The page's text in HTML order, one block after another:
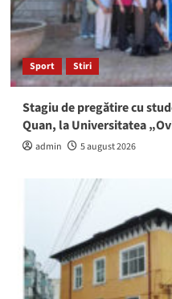
Sport Stiri
Stagiu de pregătire cu
Quan, la Universitatea
admin 5 august 2026